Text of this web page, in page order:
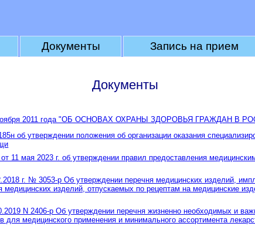
Документы Запись на прием
Документы
2011 года "ОБ ОСНОВАХ ОХРАНЫ ЗДОРОВЬЯ ГРАЖДАН В
об утверждении положения об организации оказания
11 мая 2023 г. об утверждении правил предоставления
г. № 3053-р Об утверждении перечня медицинских изделий,
изделий, отпускаемых по рецептам на медицинские
N 2406-р Об утверждении перечня жизненно необходимых и
для медицинского применения и минимального ассортимента